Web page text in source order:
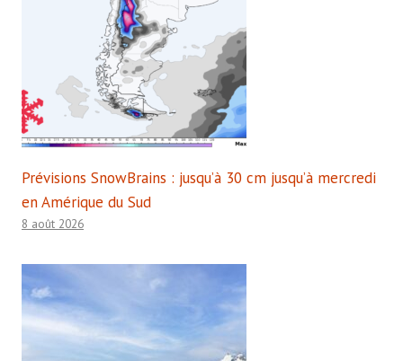
Prévisions SnowBrains : jusqu’à 30 cm jusqu’à mercredi
en Amérique du Sud
8 août 2026